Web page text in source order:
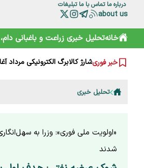
درباره ما تماس با ما تبلیغات
about us
خانهتحلیل خبری زراعت و باغبانی
خبر فوری
خرید آسان «ناس» در
ترامپ از کدام مذاکره
شارژ کالابرگ الکترونیکی مرداد
هوشمند سازی صنعت دام و طیور
گوزن زرد ایرانی؛ از شایعه ذبح
تقویم نوغانداری در ایران
تحلیل خبری
«اولویت ملی فوری»: وزرا به
شدند